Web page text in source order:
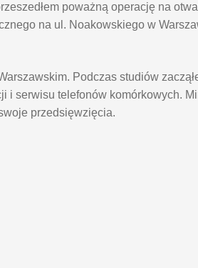
poważną operację na
na ul. Noakowskiego w
Podczas studiów
i serwisu telefonów komórkowych.
przedsięwzięcia.